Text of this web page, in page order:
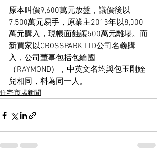
原本叫價9,600萬元放盤，議價後以
7,500萬元易手，原業主2018年以8,000
萬元購入，現帳面蝕讓500萬元離場。而
新買家以CROSSPARK LTD公司名義購
入，公司董事包括包綸國
（RAYMOND），中英文名均與包玉剛姪
兒相同，料為同一人。
住宅市場新聞